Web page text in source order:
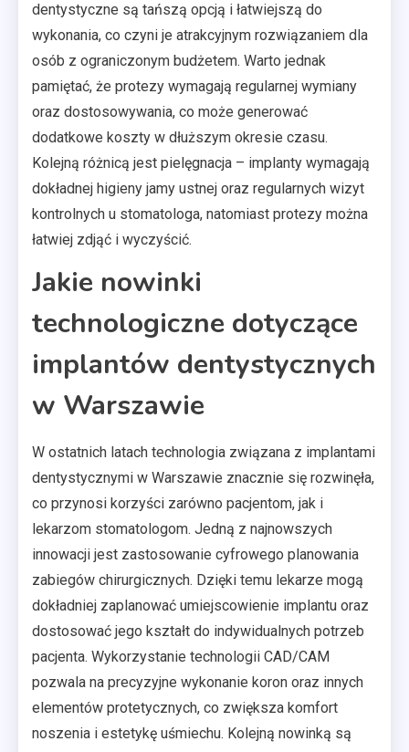
dentystyczne są tańszą opcją i łatwiejszą do
wykonania, co czyni je atrakcyjnym rozwiązaniem dla
osób z ograniczonym budżetem. Warto jednak
pamiętać, że protezy wymagają regularnej wymiany
oraz dostosowywania, co może generować
dodatkowe koszty w dłuższym okresie czasu.
Kolejną różnicą jest pielęgnacja – implanty wymagają
dokładnej higieny jamy ustnej oraz regularnych wizyt
kontrolnych u stomatologa, natomiast protezy można
łatwiej zdjąć i wyczyścić.
Jakie nowinki
technologiczne dotyczące
implantów dentystycznych
w Warszawie
W ostatnich latach technologia związana z implantami
dentystycznymi w Warszawie znacznie się rozwinęła,
co przynosi korzyści zarówno pacjentom, jak i
lekarzom stomatologom. Jedną z najnowszych
innowacji jest zastosowanie cyfrowego planowania
zabiegów chirurgicznych. Dzięki temu lekarze mogą
dokładniej zaplanować umiejscowienie implantu oraz
dostosować jego kształt do indywidualnych potrzeb
pacjenta. Wykorzystanie technologii CAD/CAM
pozwala na precyzyjne wykonanie koron oraz innych
elementów protetycznych, co zwiększa komfort
noszenia i estetykę uśmiechu. Kolejną nowinką są